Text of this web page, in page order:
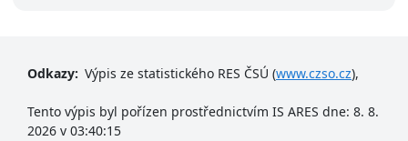
Odkazy: Výpis ze statistického RES ČSÚ (www.czso.cz),
Tento výpis byl pořízen prostřednictvím IS ARES dne: 8. 8.
2026 v 03:40:15